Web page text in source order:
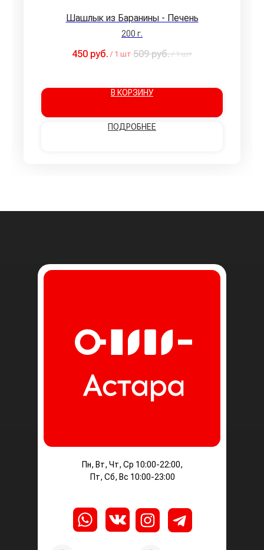
Шашлык из Баранины - Печень
200 г.
450 руб. / 1 шт 509 руб. / 1 шт
В КОРЗИНУ
ПОДРОБНЕЕ
Пн, Вт, Чт, Ср 10:00-22:00,
Пт, Сб, Вс 10:00-23:00